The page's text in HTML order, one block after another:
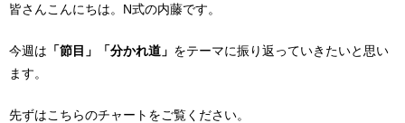
皆さんこんにちは。N式の内藤です。
今週は 「節目」「分かれ道」 をテーマに振り返っていきたいと思い
ます。
先ずはこちらのチャートをご覧ください。